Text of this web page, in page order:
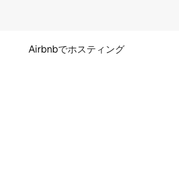
Airbnbでホスティング